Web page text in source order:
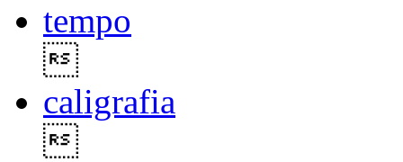
tempo
caligrafia